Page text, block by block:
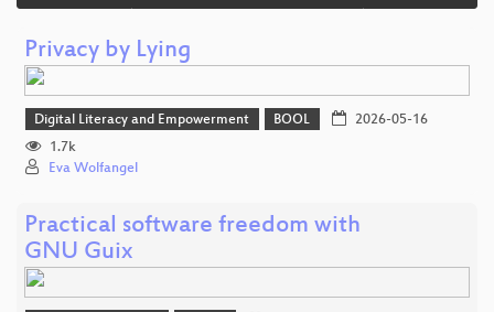
Privacy by Lying
Digital Literacy and Empowerment BOOL
2026-05-16
1.7k
Eva Wolfangel
Practical software freedom with
GNU Guix